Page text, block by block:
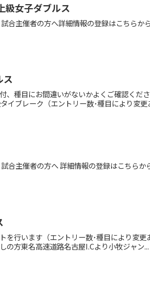
級女子ダブルス
合主催者の方へ詳細情報の登録はこちらから
ス
種目にお間違いがないかよくご確認くだ
イブレーク（エントリー数･種目により変更
合主催者の方へ 詳細情報の登録はこちらか
を行います（エントリー数･種目により変
の方東名高速道路名古屋I.Cより小牧ジャン...